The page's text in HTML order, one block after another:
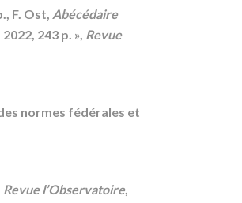
F. Ost, Abécédaire
2022, 243 p. », Revue
normes fédérales et
Revue l’Observatoire,